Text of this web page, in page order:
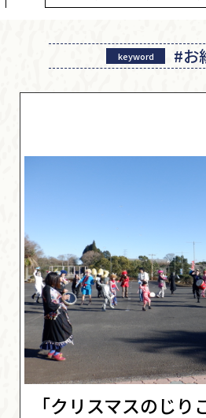
keyword #お
「クリスマスのじり